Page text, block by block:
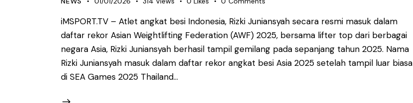
iMSPORT.TV – Atlet angkat besi Indonesia, Rizki Juniansyah secara resmi masuk dalam
daftar rekor Asian Weightlifting Federation (AWF) 2025, bersama lifter top dari berbagai
negara Asia, Rizki Juniansyah berhasil tampil gemilang pada sepanjang tahun 2025. Nama
Rizki Juniansyah masuk dalam daftar rekor angkat besi Asia 2025 setelah tampil luar biasa
di SEA Games 2025 Thailand…